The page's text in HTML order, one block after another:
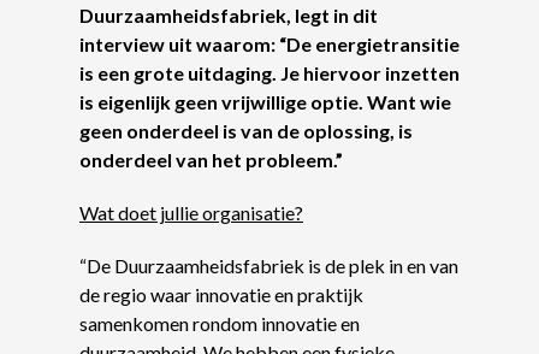
Duurzaamheidsfabriek, legt in dit
interview uit waarom: “De energietransitie
is een grote uitdaging. Je hiervoor inzetten
is eigenlijk geen vrijwillige optie. Want wie
geen onderdeel is van de oplossing, is
onderdeel van het probleem.”
Wat doet jullie organisatie?
“De Duurzaamheidsfabriek is de plek in en van
de regio waar innovatie en praktijk
samenkomen rondom innovatie en